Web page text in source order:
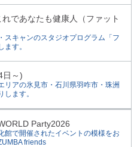
であなたも健康人（ファット
スキャンのスタジオプログラム「フ
ます。
日～)
リアの氷見市・石川県羽咋市・珠洲
します。
Party2026
館で開催されたイベントの模様をお
friends